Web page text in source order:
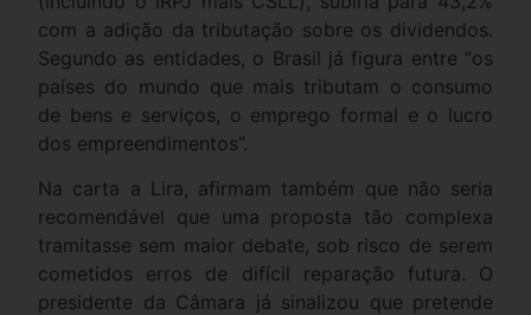
com a adição da tributação sobre os dividendos.
Segundo as entidades, o Brasil já figura entre “os
países do mundo que mais tributam o consumo
de bens e serviços, o emprego formal e o lucro
dos empreendimentos”.
Na carta a Lira, afirmam também que não seria
recomendável que uma proposta tão complexa
tramitasse sem maior debate, sob risco de serem
cometidos erros de difícil reparação futura. O
presidente da Câmara já sinalizou que pretende